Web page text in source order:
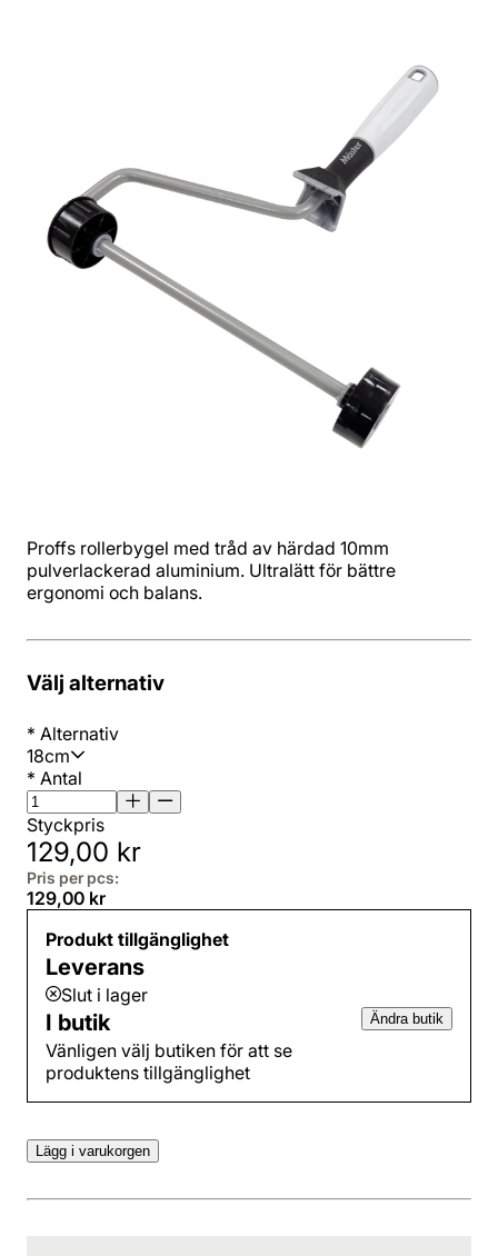
Proffs rollerbygel med tråd av härdad 10mm
pulverlackerad aluminium. Ultralätt för bättre
ergonomi och balans.
Välj alternativ
* Alternativ
18cm
* Antal
Styckpris
129,00 kr
Pris per pcs:
129,00 kr
Produkt tillgänglighet
Leverans
Slut i lager
I butik
Vänligen välj butiken för att se
produktens tillgänglighet
Ändra butik
Lägg i varukorgen